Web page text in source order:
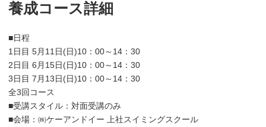
養成コース詳細
■日程
1日目 5月11日(日)10：00～14：30
2日目 6月15日(日)10：00～14：30
3日目 7月13日(日)10：00～14：30
全3回コース
■受講スタイル：対面受講のみ
■会場：㈱ケーアンドイー 上社スイミングスクール